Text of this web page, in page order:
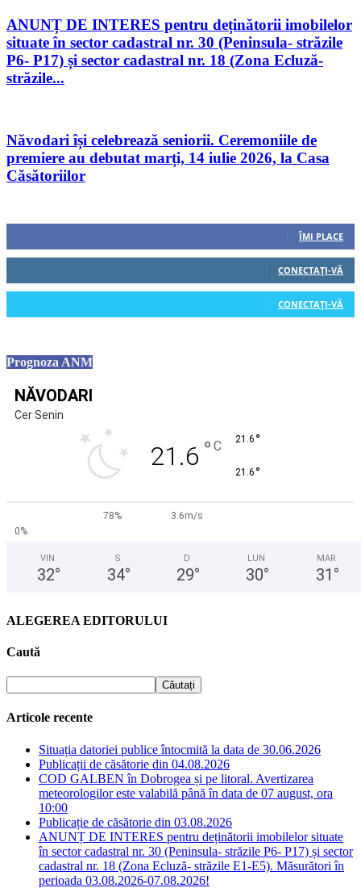
ANUNȚ DE INTERES pentru deținătorii imobilelor
situate în sector cadastral nr. 30 (Peninsula- străzile
P6- P17) și sector cadastral nr. 18 (Zona Ecluză-
străzile...
Năvodari își celebrează seniorii. Ceremoniile de
premiere au debutat marți, 14 iulie 2026, la Casa
Căsătoriilor
ÎMI PLACE
CONECTAȚI-VĂ
CONECTAȚI-VĂ
Prognoza ANM
NĂVODARI
Cer Senin
21.6 ° C 21.6 °
21.6 °
78%
3.6m/s
0%
VIN
32°
S
34°
D
29°
LUN
30°
MAR
31 °
ALEGEREA EDITORULUI
Caută
Articole recente
Situația datoriei publice întocmită la data de 30.06.2026
Publicații de căsătorie din 04.08.2026
COD GALBEN în Dobrogea și pe litoral. Avertizarea
meteorologilor este valabilă până în data de 07 august, ora
10:00
Publicație de căsătorie din 03.08.2026
ANUNȚ DE INTERES pentru deținătorii imobilelor situate
în sector cadastral nr. 30 (Peninsula- străzile P6- P17) și sector
cadastral nr. 18 (Zona Ecluză- străzile E1-E5). Măsurători în
perioada 03.08.2026-07.08.2026!